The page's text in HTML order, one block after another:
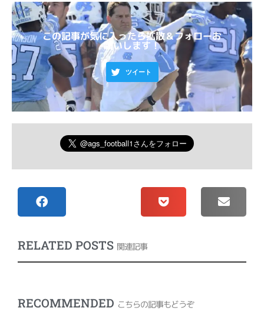
この記事が気に入ったら拡散＆フォローお
願いします！
ツイート
RELATED POSTS 関連記事
RECOMMENDED こちらの記事もどうぞ